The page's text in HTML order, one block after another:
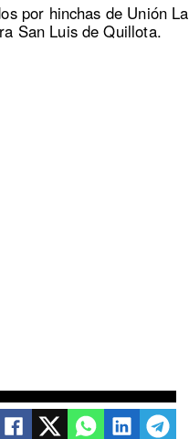
por hinchas de Unión La
San Luis de Quillota.